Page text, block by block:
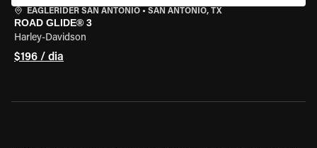
EAGLERIDER SAN ANTONIO • SAN ANTONIO, TX
ROAD GLIDE® 3
Harley-Davidson
$196 / dia